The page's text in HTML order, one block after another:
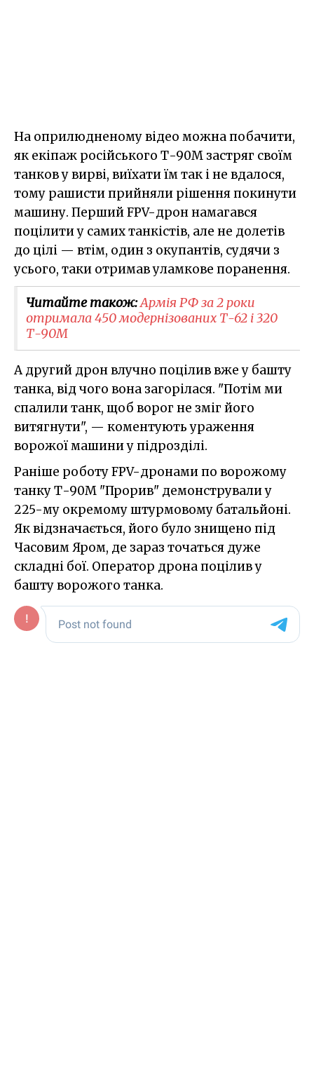
На оприлюдненому відео можна побачити,
як екіпаж російського Т-90М застряг своїм
танков у вирві, виїхати їм так і не вдалося,
тому рашисти прийняли рішення покинути
машину. Перший FPV-дрон намагався
поцілити у самих танкістів, але не долетів
до цілі — втім, один з окупантів, судячи з
усього, таки отримав уламкове поранення.
Читайте також:Армія РФ за 2 роки
отримала 450 модернізованих Т-62 і 320
Т-90М
А другий дрон влучно поцілив вже у башту
танка, від чого вона загорілася. "Потім ми
спалили танк, щоб ворог не зміг його
витягнути", — коментують ураження
ворожої машини у підрозділі.
Раніше роботу FPV-дронами по ворожому
танку Т-90М "Прорив" демонстрували у
225-му окремому штурмовому батальйоні.
Як відзначається, його було знищено під
Часовим Яром, де зараз точаться дуже
складні бої. Оператор дрона поцілив у
башту ворожого танка.